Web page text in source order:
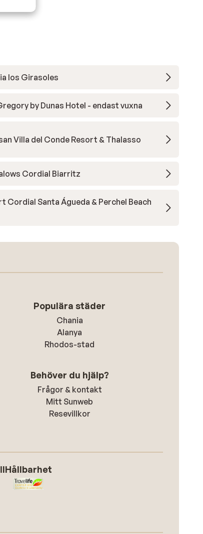
los Girasoles
by Dunas Hotel - endast vuxna
Villa del Conde Resort & Thalasso
Cordial Biarritz
Cordial Santa Águeda & Perchel Beach
Populära städer
Chania
Alanya
Rhodos-stad
Behöver du hjälp?
Frågor & kontakt
Mitt Sunweb
Resevillkor
Hållbarhet